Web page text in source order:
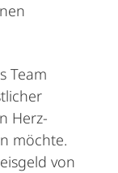
Team
Herz-
möchte.
von